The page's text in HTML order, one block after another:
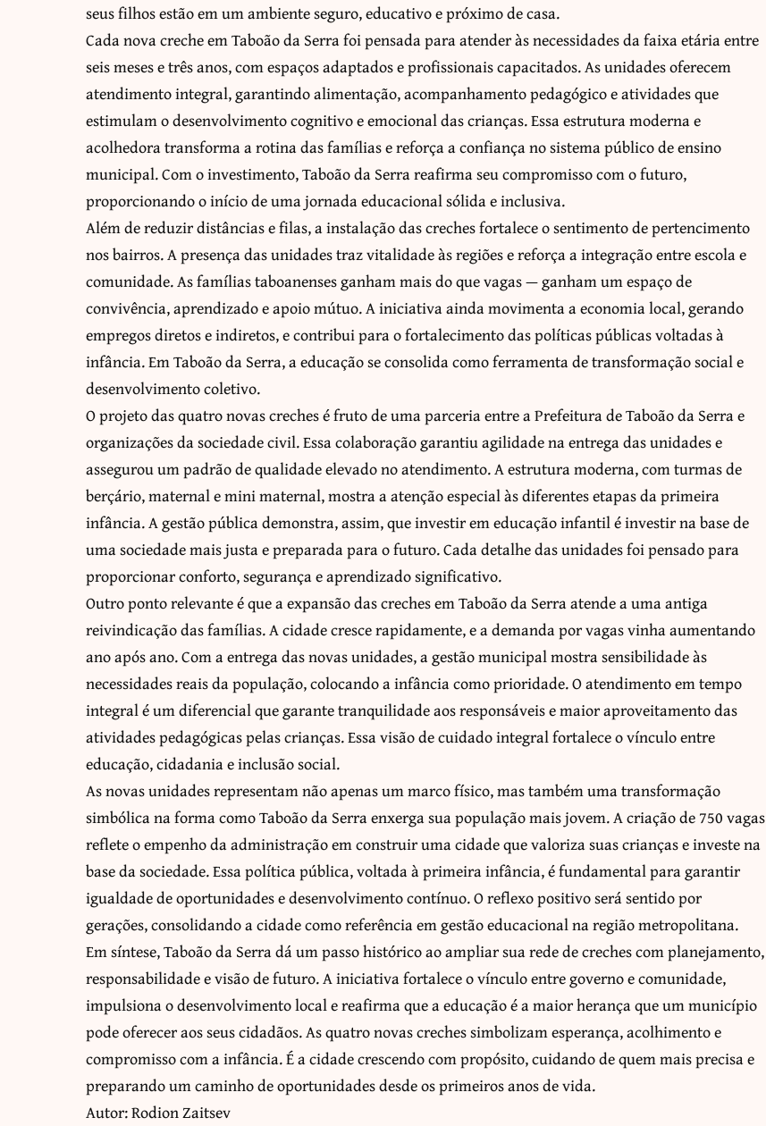
seus filhos estão em um ambiente seguro, educativo e próximo de casa.
Cada nova creche em Taboão da Serra foi pensada para atender às necessidades da faixa etária entre
seis meses e três anos, com espaços adaptados e profissionais capacitados. As unidades oferecem
atendimento integral, garantindo alimentação, acompanhamento pedagógico e atividades que
estimulam o desenvolvimento cognitivo e emocional das crianças. Essa estrutura moderna e
acolhedora transforma a rotina das famílias e reforça a confiança no sistema público de ensino
municipal. Com o investimento, Taboão da Serra reafirma seu compromisso com o futuro,
proporcionando o início de uma jornada educacional sólida e inclusiva.
Além de reduzir distâncias e filas, a instalação das creches fortalece o sentimento de pertencimento
nos bairros. A presença das unidades traz vitalidade às regiões e reforça a integração entre escola e
comunidade. As famílias taboanenses ganham mais do que vagas — ganham um espaço de
convivência, aprendizado e apoio mútuo. A iniciativa ainda movimenta a economia local, gerando
empregos diretos e indiretos, e contribui para o fortalecimento das políticas públicas voltadas à
infância. Em Taboão da Serra, a educação se consolida como ferramenta de transformação social e
desenvolvimento coletivo.
O projeto das quatro novas creches é fruto de uma parceria entre a Prefeitura de Taboão da Serra e
organizações da sociedade civil. Essa colaboração garantiu agilidade na entrega das unidades e
assegurou um padrão de qualidade elevado no atendimento. A estrutura moderna, com turmas de
berçário, maternal e mini maternal, mostra a atenção especial às diferentes etapas da primeira
infância. A gestão pública demonstra, assim, que investir em educação infantil é investir na base de
uma sociedade mais justa e preparada para o futuro. Cada detalhe das unidades foi pensado para
proporcionar conforto, segurança e aprendizado significativo.
Outro ponto relevante é que a expansão das creches em Taboão da Serra atende a uma antiga
reivindicação das famílias. A cidade cresce rapidamente, e a demanda por vagas vinha aumentando
ano após ano. Com a entrega das novas unidades, a gestão municipal mostra sensibilidade às
necessidades reais da população, colocando a infância como prioridade. O atendimento em tempo
integral é um diferencial que garante tranquilidade aos responsáveis e maior aproveitamento das
atividades pedagógicas pelas crianças. Essa visão de cuidado integral fortalece o vínculo entre
educação, cidadania e inclusão social.
As novas unidades representam não apenas um marco físico, mas também uma transformação
simbólica na forma como Taboão da Serra enxerga sua população mais jovem. A criação de 750 vagas
reflete o empenho da administração em construir uma cidade que valoriza suas crianças e investe na
base da sociedade. Essa política pública, voltada à primeira infância, é fundamental para garantir
igualdade de oportunidades e desenvolvimento contínuo. O reflexo positivo será sentido por
gerações, consolidando a cidade como referência em gestão educacional na região metropolitana.
Em síntese, Taboão da Serra dá um passo histórico ao ampliar sua rede de creches com planejamento,
responsabilidade e visão de futuro. A iniciativa fortalece o vínculo entre governo e comunidade,
impulsiona o desenvolvimento local e reafirma que a educação é a maior herança que um município
pode oferecer aos seus cidadãos. As quatro novas creches simbolizam esperança, acolhimento e
compromisso com a infância. É a cidade crescendo com propósito, cuidando de quem mais precisa e
preparando um caminho de oportunidades desde os primeiros anos de vida.
Autor: Rodion Zaitsev